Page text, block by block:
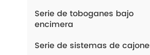
Serie de toboganes bajo
encimera
Serie de sistemas de